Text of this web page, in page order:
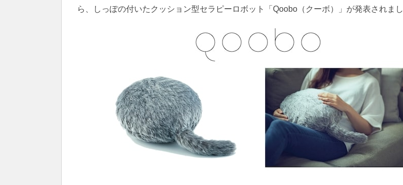
ら、しっぽの付いたクッション型セラピーロボット「Qoobo（クーボ）」が発表されまし